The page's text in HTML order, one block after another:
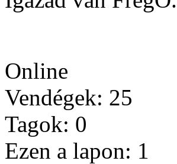
Online
Vendégek: 25
Tagok: 0
Ezen a lapon: 1